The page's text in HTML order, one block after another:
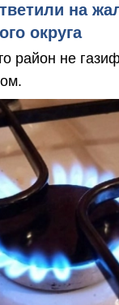
на
округа
район не